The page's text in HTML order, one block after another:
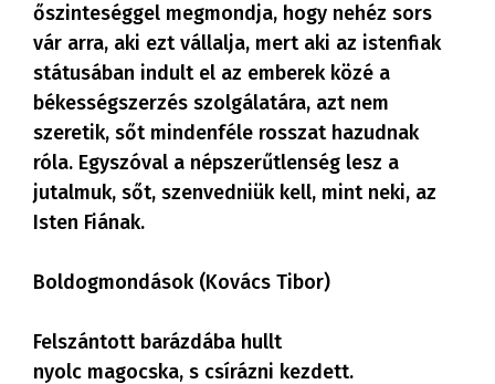
őszinteséggel megmondja, hogy nehéz sors
vár arra, aki ezt vállalja, mert aki az istenfiak
státusában indult el az emberek közé a
békességszerzés szolgálatára, azt nem
szeretik, sőt mindenféle rosszat hazudnak
róla. Egyszóval a népszerűtlenség lesz a
jutalmuk, sőt, szenvedniük kell, mint neki, az
Isten Fiának.
Boldogmondások (Kovács Tibor)
Felszántott barázdába hullt
nyolc magocska, s csírázni kezdett.